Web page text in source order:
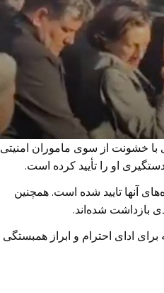
خشونت از سوی ماموران امنیتی
او را تأیید کرده است.
آنها تایید شده است. همچنین
بازداشت شده‌اند.
ادای احترام و ابراز همبستگی